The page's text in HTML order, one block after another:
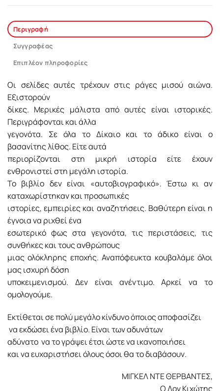
Περιγραφή
Συγγραφέας
Επιπλέον πληροφορίες
Οι σελίδες αυτές τρέχουν στις ράγες μισού αιώνα.
Εξιστορούν
δίκες. Μερικές μάλιστα από αυτές είναι ιστορικές.
Περιγράφονται και άλλα
γεγονότα. Σε όλα το Δίκαιο και το άδικο είναι ο
βασανίτης λίθος. Είτε αυτά
περιορίζονται στη μικρή ιστορία είτε έχουν
ενθρονιστεί στη μεγάλη ιστορία.
Το βιβλίο δεν είναι «αυτοβιογραφικό». Έστω κι αν
καταχωρίστηκαν και προσωπικές
ιστορίες, εμπειρίες και αναζητήσεις. Βαθύτερη είναι η
έγνοια να ριχθεί ένα
εσωτερικό φως στα γεγονότα, τις περιστάσεις, τις
συνθήκες και τους ανθρώπους
μιας ολόκληρης εποχής. Αναπόφευκτα κουβαλάμε όλοι
μας ισχυρή δόση
υποκειμενισμού. Δεν είναι ανέντιμο. Αρκεί να το
ομολογούμε.
Εκτίθεται σε πολύ μεγάλο κίνδυνο όποιος αποφασίζει
να εκδώσει ένα βιβλίο. Είναι των αδυνάτων
αδύνατο να το γράψει έτσι ώστε να ικανοποιήσει
και να ευχαριστήσει όλους όσοι θα το διαβάσουν.
ΜΙΓΚΕΛ ΝΤΕ ΘΕΡΒΑΝΤΕΣ,
Ο Δον Κιχώτης